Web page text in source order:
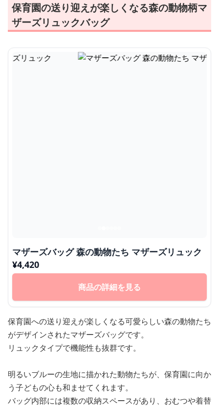
保育園の送り迎えが楽しくなる森の動物柄マ
ザーズリュックバッグ
マザーズバッグ 森の動物たち マザーズリュック
¥4,420
商品の詳細を見る
保育園への送り迎えが楽しくなる可愛らしい森の動物たち
がデザインされたマザーズバッグです。
リュックタイプで機能性も抜群です。
明るいブルーの生地に描かれた動物たちが、保育園に向か
う子どもの心も和ませてくれます。
バッグ内部には複数の収納スペースがあり、おむつや着替